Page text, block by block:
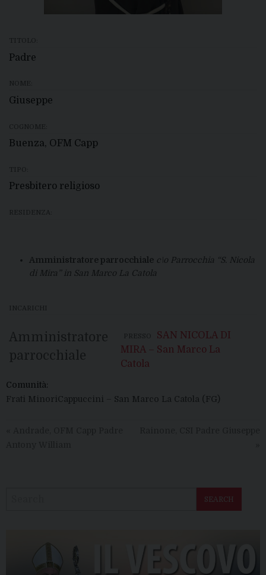
TITOLO:
Padre
NOME:
Giuseppe
COGNOME:
Buenza, OFM Capp
TIPO:
Presbitero religioso
RESIDENZA:
Amministratore parrocchiale c\o Parrocchia “S. Nicola
di Mira” in San Marco La Catola
INCARICHI
Amministratore
parrocchiale
PRESSO
SAN NICOLA DI
MIRA – San Marco La
Catola
Comunità:
Frati MinoriCappuccini – San Marco La Catola (FG)
SEARCH